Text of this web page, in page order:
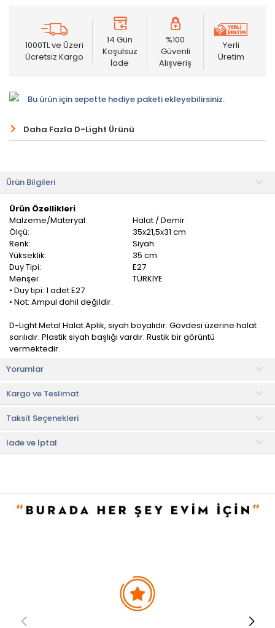
1000TL ve Üzeri
Ücretsiz Kargo
14 Gün
Koşulsuz
İade
%100
Güvenli
Alışveriş
Yerli
Üretim
Bu ürün için sepette hediye paketi ekleyebilirsiniz.
Daha Fazla D-Light Ürünü
Ürün Bilgileri
Ürün Özellikleri
Malzeme/Materyal:
Halat / Demir
Ölçü:
35x21,5x31 cm
Renk:
Siyah
Yükseklik:
35 cm
Duy Tipi:
E27
Menşei:
TÜRKİYE
• Duy tipi: 1 adet E27
• Not: Ampul dahil değildir.
D-Light Metal Halat Aplik, siyah boyalıdır. Gövdesi üzerine halat
sarılıdır. Plastik siyah başlığı vardır. Rustik bir görüntü
vermektedir.
Enerji tasarruflu ve ledli ampullerle kullanmanızı tavsiye ederiz.
Apliğimizi dekoratif amaçlı olarak ev, işyeri, cafe,
restaurantlarınızda kullanabilirsiniz.
• Not:Bu fiyat perakende satışlar için belirlenmiştir. Toplu alımlar
Evidea tarafından incelenecek ve uygun bulunmayan siparişler
iptal edilecektir.
Yorumlar
Kargo ve Teslimat
Taksit Seçenekleri
İade ve İptal